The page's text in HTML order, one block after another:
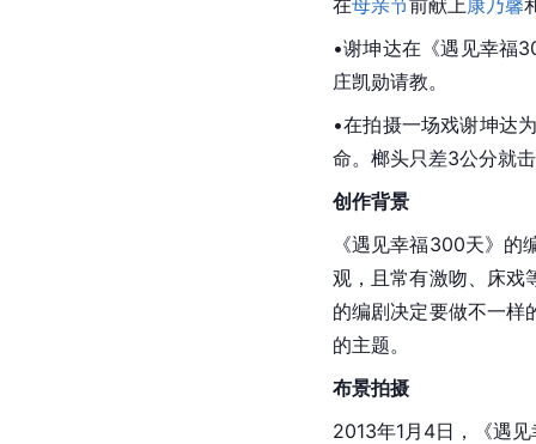
•谢坤达在《遇见幸福
庄凯勋请教。
•在拍摄一场戏谢坤达
命。榔头只差3公分就
创作背景
《遇见幸福300天》的
观，且常有激吻、床戏
的编剧决定要做不一样
的主题。
布景拍摄
2013年1月4日，《遇